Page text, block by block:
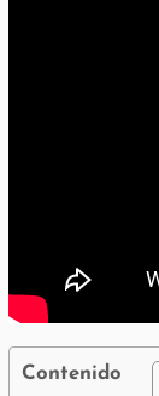
Contenido